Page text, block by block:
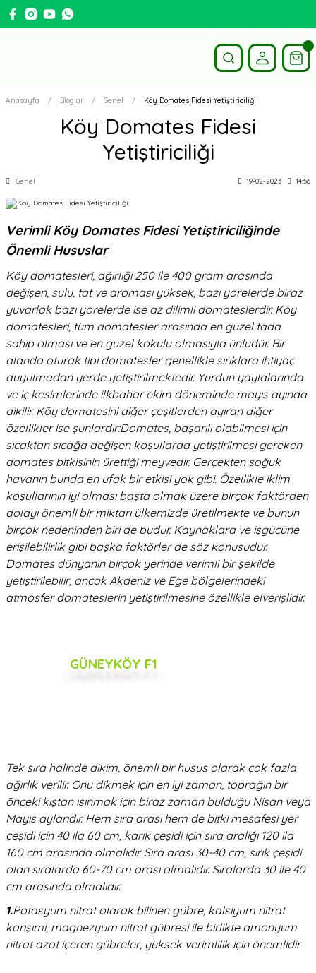
Anasayfa Bloglar Genel Köy Domates Fidesi Yetiştiriciliği
Köy Domates Fidesi
Yetiştiriciliği
Genel 19-02-2023 14:56
Verimli Köy Domates Fidesi Yetiştiriciliğinde
Önemli Hususlar
Köy domatesleri, ağırlığı 250 ile 400 gram arasında
değişen, sulu, tat ve aroması yüksek, bazı yörelerde biraz
yuvarlak bazı yörelerde ise az dilimli domateslerdir. Köy
domatesleri, tüm domatesler arasında en güzel tada
sahip olması ve en güzel kokulu olmasıyla ünlüdür. Bir
alanda oturak tipi domatesler genellikle sırıklara ihtiyaç
duyulmadan yerde yetiştirilmektedir. Yurdun yaylalarında
ve iç kesimlerinde ilkbahar ekim döneminde mayıs ayında
dikilir. Köy domatesini diğer çeşitlerden ayıran diğer
özellikler ise şunlardır:Domates, başarılı olabilmesi için
sıcaktan sıcağa değişen koşullarda yetiştirilmesi gereken
domates bitkisinin ürettiği meyvedir. Gerçekten soğuk
havanın bunda en ufak bir etkisi yok gibi. Özellikle iklim
koşullarının iyi olması başta olmak üzere birçok faktörden
dolayı önemli bir miktarı ülkemizde üretilmekte ve bunun
birçok nedeninden biri de budur. Kaynaklara ve işgücüne
erişilebilirlik gibi başka faktörler de söz konusudur.
Domates dünyanın birçok yerinde verimli bir şekilde
yetiştirilebilir, ancak Akdeniz ve Ege bölgelerindeki
atmosfer domateslerin yetiştirilmesine özellikle elverişlidir.
GÜNEYKÖY F1
Tek sıra halinde dikim, önemli bir husus olarak çok fazla
ağırlık verilir. Onu dikmek için en iyi zaman, toprağın bir
önceki kıştan ısınmak için biraz zaman bulduğu Nisan veya
Mayıs aylarıdır. Hem sıra arası hem de bitki mesafesi yer
çeşidi için 40 ila 60 cm, karık çeşidi için sıra aralığı 120 ila
160 cm arasında olmalıdır. Sıra arası 30-40 cm, sırık çeşidi
olan sıralarda 60-70 cm arası olmalıdır. Sıralarda 30 ile 40
cm arasında olmalıdır.
1.Potasyum nitrat olarak bilinen gübre, kalsiyum nitrat
karışımı, magnezyum nitrat gübresi ile birlikte amonyum
nitrat azot içeren gübreler, yüksek verimlilik için önemlidir